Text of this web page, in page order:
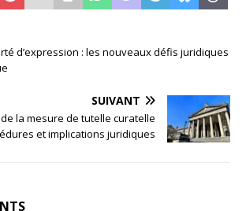
d’expression : les nouveaux défis juridiques
SUIVANT
la mesure de tutelle curatelle
et implications juridiques